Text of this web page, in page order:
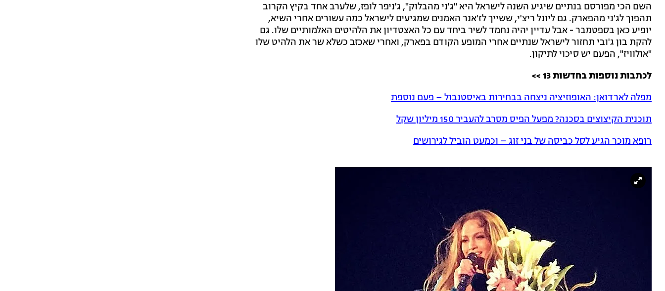
השם הכי מפורסם בנתיים שיגיע השנה לישראל היא "ג'ני מהבלוק", ג'ניפר לופז, שלערב אחד בקיץ הקרוב
תהפוך לג'ני מהפארק. גם ליונל ריצ'י, ששייך לז'אנר האמנים שמגיעים לישראל כמה עשורים אחרי השיא,
יופיע כאן בספטמבר - אבל עדיין יהיה נחמד לשיר ביחד עם כל האצטדיון את הלהיטים האלמותיים שלו. גם
להקת בון ג'ובי תחזור לישראל שנתיים אחרי המופע הקודם בפארק, ואחרי שאכזב כשלא שר את הלהיט שלו
"אולוויז", הפעם יש סיכוי לתיקון.
לכתבות נוספות בחדשות 13 >>
מפלה לארדואן: האופוזיציה ניצחה בבחירות באיסטנבול – פעם נוספת
תוכנית הקיצוצים בסכנה? מפעל הפיס מסרב להעביר 150 מיליון שקל
רופא מוכר הגיע לסל כביסה של בני זוג – וכמעט הוביל לגירושים